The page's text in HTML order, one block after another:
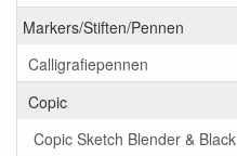
Markers/Stiften/Pennen
Calligrafiepennen
Copic
Copic Sketch Blender & Black